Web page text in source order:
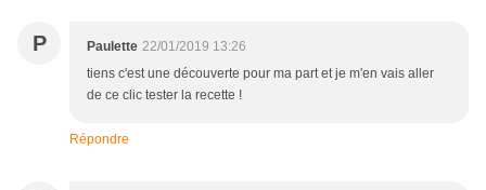
P Paulette 22/01/2019 13:26
tiens c'est une découverte pour ma part et je m'en vais aller
de ce clic tester la recette !
Répondre